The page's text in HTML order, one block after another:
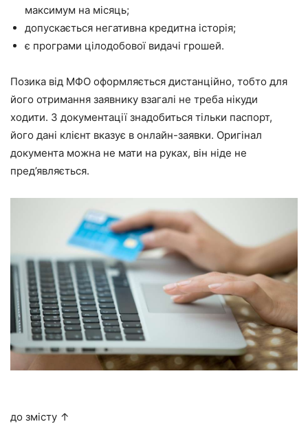
максимум на місяць;
допускається негативна кредитна історія;
є програми цілодобової видачі грошей.
Позика від МФО оформляється дистанційно, тобто для
його отримання заявнику взагалі не треба нікуди
ходити. З документації знадобиться тільки паспорт,
його дані клієнт вказує в онлайн-заявки. Оригінал
документа можна не мати на руках, він ніде не
пред’являється.
до змісту ↑